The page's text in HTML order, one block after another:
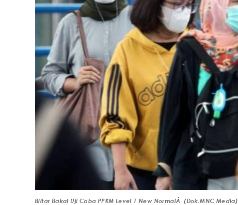
Blitar Bakal Uji Coba PPKM Level 1 New NormalÂ (Dok.MNC Media)